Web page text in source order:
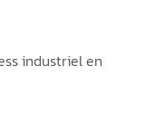
industriel en